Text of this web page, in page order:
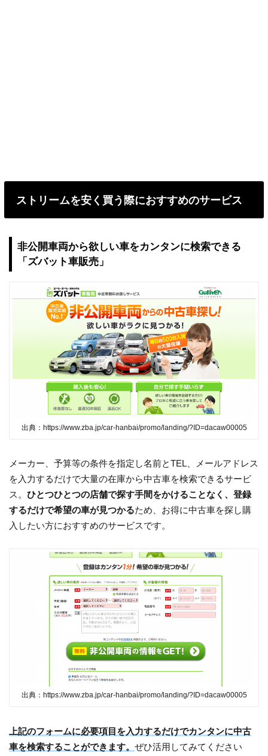
ストリームを安く買う際におすすめのサービス
非公開車両から欲しい車をカンタンに検索できる
「ズバット車販売」
出典：https://www.zba.jp/car-hanbai/promo/landing/?ID=dacaw00005
メーカー、予算等の条件を指定し名前とTEL、メールアドレス
を入力するだけで大量の在庫から中古車を検索できるサービ
ス。ひとつひとつの店舗で探す手間をかけることなく、登録
するだけで希望の車が見つかるため、お得に中古車を探し購
入したい方におすすめのサービスです。
出典：https://www.zba.jp/car-hanbai/promo/landing/?ID=dacaw00005
上記のフォームに必要項目を入力するだけでカンタンに中古
車を検索することができます。ぜひ活用してみてください